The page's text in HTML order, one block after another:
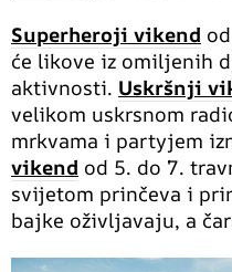
Superheroji vikend
će likove iz omiljenih
aktivnosti. Uskršnji
velikom uskrsnom
mrkvama i partyjem
vikend od 5. do 7.
svijetom prinčeva i
bajke oživljavaju, a